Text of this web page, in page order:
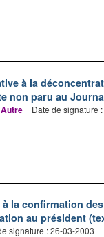
à la
non paru au
Autre Date de signature
la confirmation
au président
signature : 26-03-2003